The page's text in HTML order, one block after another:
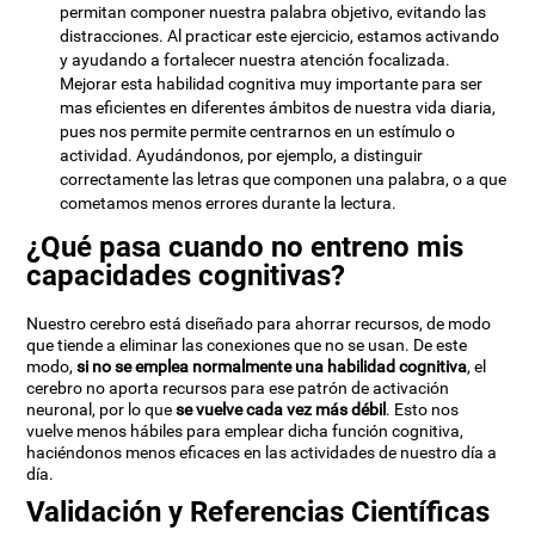
permitan componer nuestra palabra objetivo, evitando las
distracciones. Al practicar este ejercicio, estamos activando
y ayudando a fortalecer nuestra atención focalizada.
Mejorar esta habilidad cognitiva muy importante para ser
mas eficientes en diferentes ámbitos de nuestra vida diaria,
pues nos permite permite centrarnos en un estímulo o
actividad. Ayudándonos, por ejemplo, a distinguir
correctamente las letras que componen una palabra, o a que
cometamos menos errores durante la lectura.
¿Qué pasa cuando no entreno mis
capacidades cognitivas?
Nuestro cerebro está diseñado para ahorrar recursos, de modo
que tiende a eliminar las conexiones que no se usan. De este
modo,si no se emplea normalmente una habilidad cognitiva, el
cerebro no aporta recursos para ese patrón de activación
neuronal, por lo quese vuelve cada vez más débil . Esto nos
vuelve menos hábiles para emplear dicha función cognitiva,
haciéndonos menos eficaces en las actividades de nuestro día a
día.
Validación y Referencias Científicas